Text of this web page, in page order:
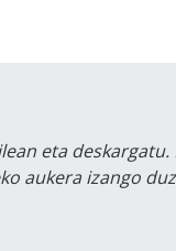
eta deskargatu.
aukera izango